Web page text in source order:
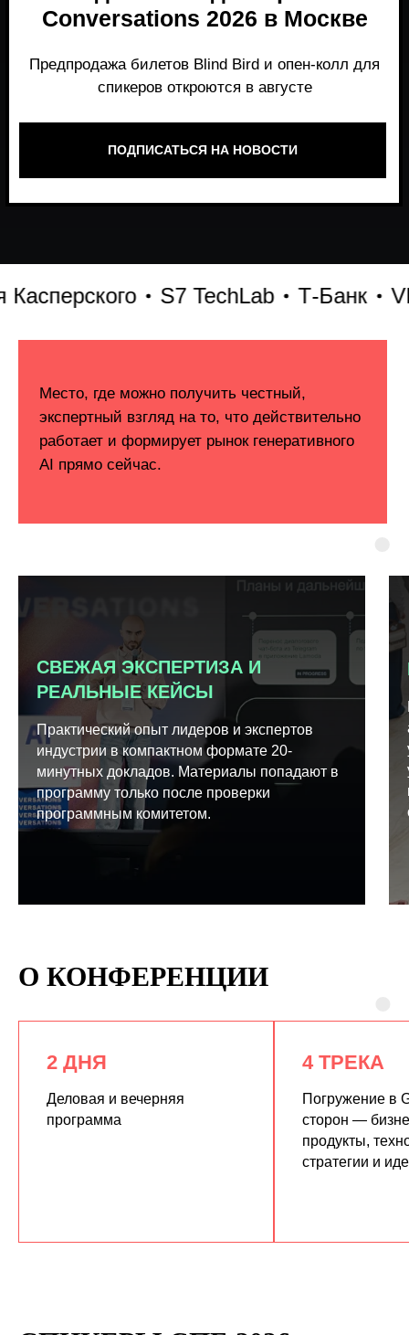
S7 TechLab Т-Банк VK
Место, где можно получить честный,
работает и формирует рынок генеративного
СВЕЖАЯ ЭКСПЕРТИЗА И
РЕАЛЬНЫЕ КЕЙСЫ
Практический опыт лидеров и экспертов
индустрии в компактном формате 20-
минутных докладов. Материалы попадают в
программу только после проверки
программным комитетом.
О КОНФЕРЕНЦИИ
2 ДНЯ
Деловая и вечерняя
программа
4 ТРЕКА
Погружение в
сторон —
продукты,
стратегии и